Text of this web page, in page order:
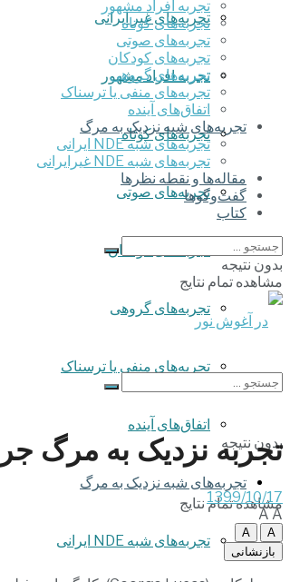
تجربه‌های غیر ایرانی
تجربه افراد مشهور
تجربه‌های کوتاه
تجربه‌های صوتی
تجربه‌های کودکان
تجربه‌های گروهی
‌تجربه‌های منفی یا ترسناک
اتفاق‌های آینده
تجربه‌های شبه نزدیک به مرگ
تجربه‌های شبه NDE ایرانی
تجربه افراد مشهور
تجربه‌های کوتاه
تجربه‌های صوتی
تجربه‌های کودکان
تجربه‌های گروهی
‌تجربه‌های منفی یا ترسناک
اتفاق‌های آینده
تجربه‌های شبه نزدیک به مرگ
تجربه‌های شبه NDE ایرانی
تجربه‌های شبه NDE غیرایرانی
مقاله‌ها و نقطه نظرها
گفت‌وگوها
کتاب
بدون نتیجه
مشاهده تمام نتایج
بدون نتیجه
مشاهده تمام نتایج
تجربه نزدیک به مرگ
1399/10/17
AA
A
A
بازنشانی